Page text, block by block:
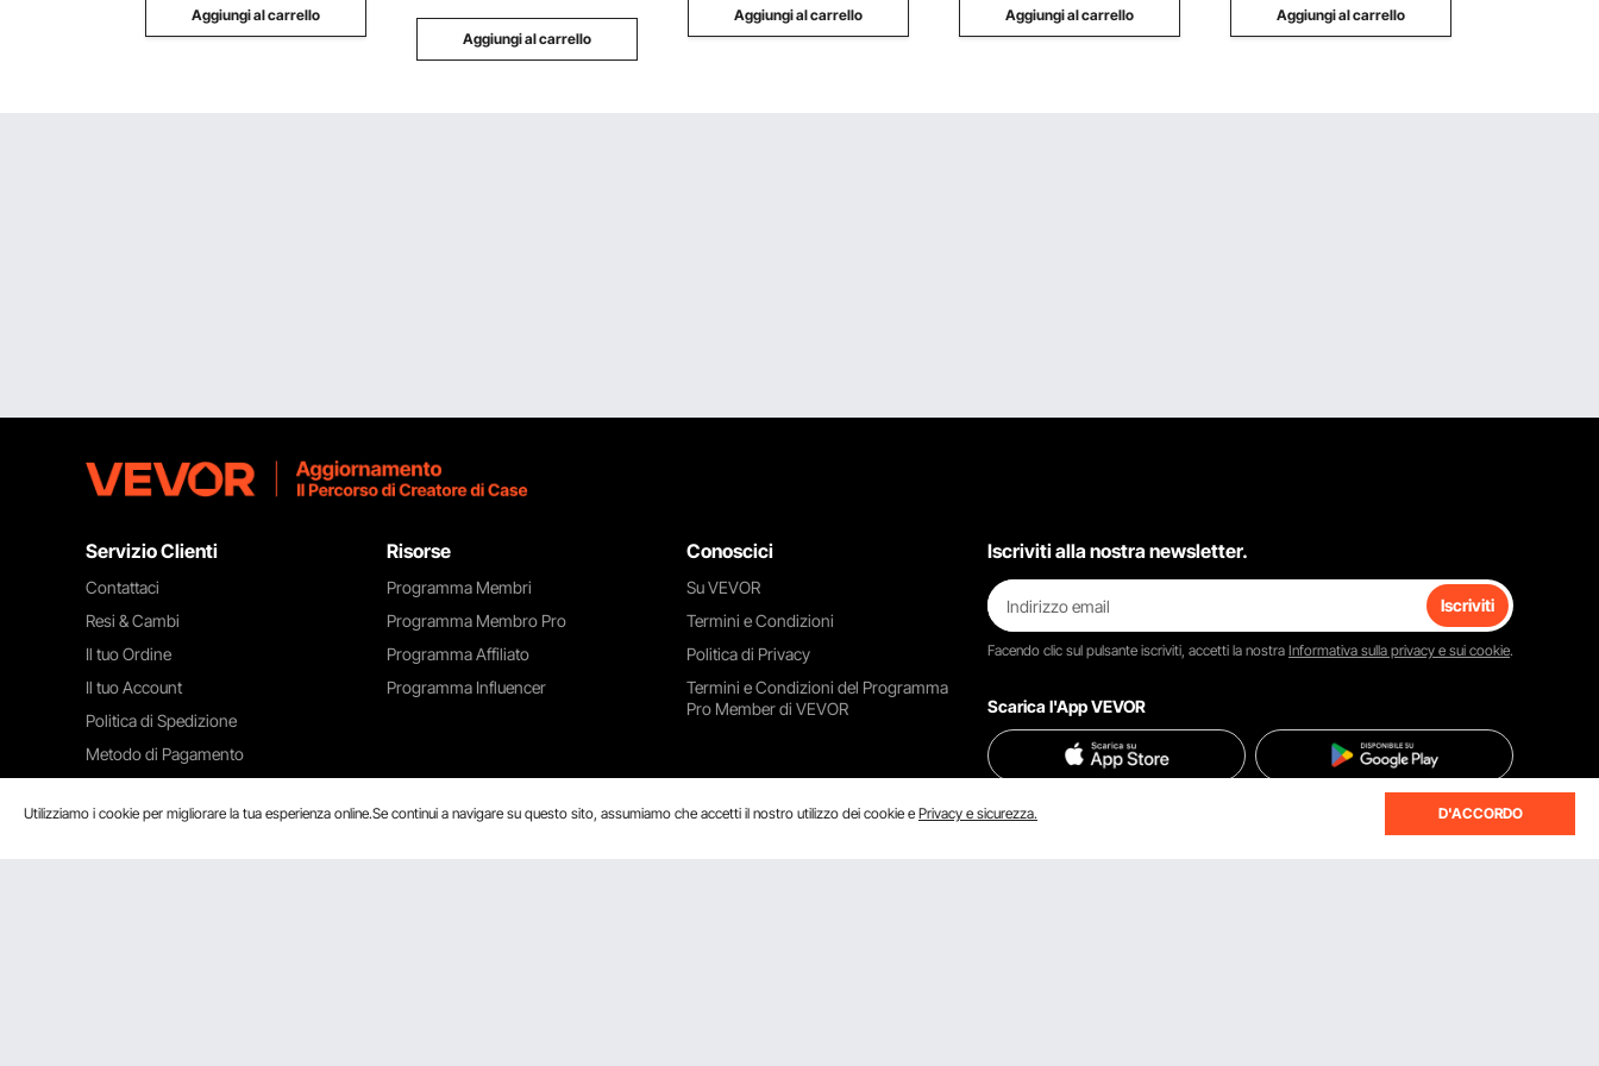
Aggiungi al carrello
Aggiungi al carrello
Aggiungi al carrello Aggiungi al carrello Aggiungi al carrello
Servizio Clienti
Contattaci
Resi & Cambi
Il tuo Ordine
Il tuo Account
Politica di Spedizione
Metodo di Pagamento
Risorse
Programma Membri
Programma Membro Pro
Programma Affiliato
Programma Influencer
Conoscici
Su VEVOR
Termini e Condizioni
Politica di Privacy
Termini e Condizioni del Programma
Pro Member di VEVOR
Iscriviti alla nostra newsletter.
Iscriviti
Facendo clic sul pulsante iscriviti, accetti la nostra Informativa sulla privacy e sui cookie.
Scarica l'App VEVOR
Trovaci su
Utilizziamo i cookie per migliorare la tua esperienza online.Se continui a navigare su questo sito, assumiamo che accetti il ​​nostro utilizzo dei cookie e Privacy e sicurezza. D'ACCORDO